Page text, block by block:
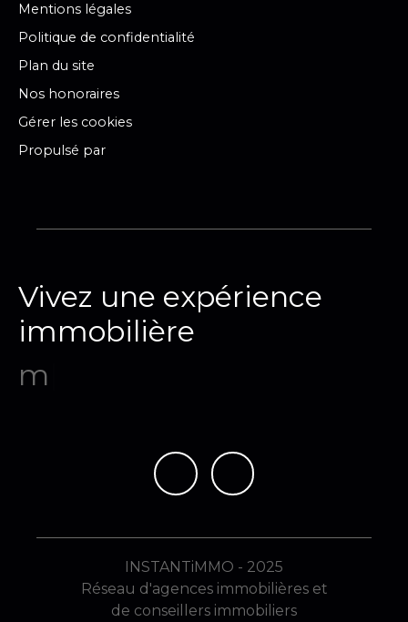
Mentions légales
Politique de confidentialité
Plan du site
Nos honoraires
Gérer les cookies
Propulsé par
Vivez une expérience
immobilière
mémorable
INSTANTiMMO - 2025
Réseau d'agences immobilières et
de conseillers immobiliers